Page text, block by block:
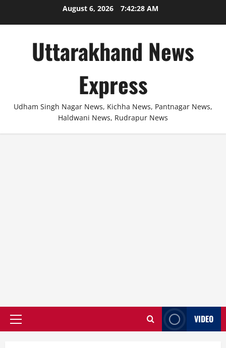
August 6, 2026 7:42:29 AM
Uttarakhand News
Express
Udham Singh Nagar News, Kichha News, Pantnagar News,
Haldwani News, Rudrapur News
Primary
VIDEO